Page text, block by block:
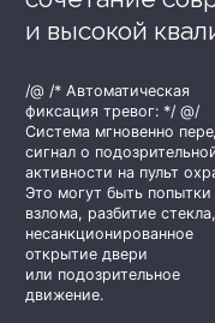
и высокой
/@ /* Автоматическая
фиксация тревог: */ @/
Система мгновенно
сигнал о
активности на пульт
Это могут быть попытки
взлома, разбитие стекла,
несанкционированное
открытие двери
или подозрительное
движение.